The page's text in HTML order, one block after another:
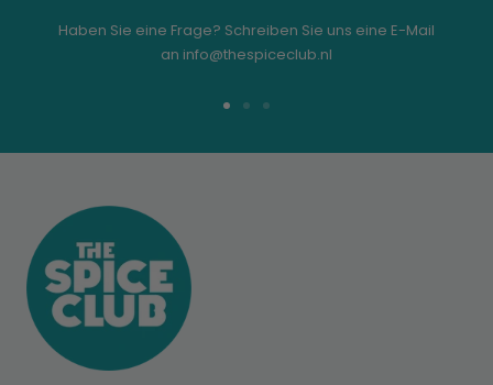
Haben Sie eine Frage? Schreiben Sie uns eine E-Mail
an info@thespiceclub.nl